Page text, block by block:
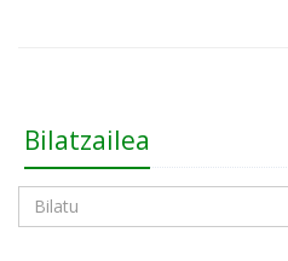
Bilatzailea